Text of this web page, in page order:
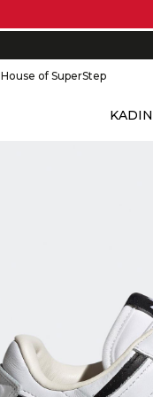
House of SuperStep
KADIN